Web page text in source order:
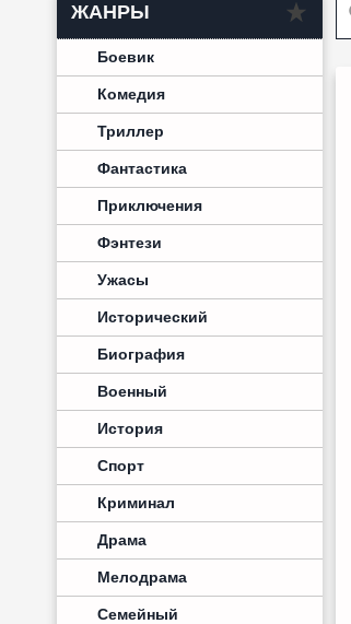
ЖАНРЫ
Боевик
Комедия
Триллер
Фантастика
Приключения
Фэнтези
Ужасы
Исторический
Биография
Военный
История
Спорт
Криминал
Драма
Мелодрама
Семейный